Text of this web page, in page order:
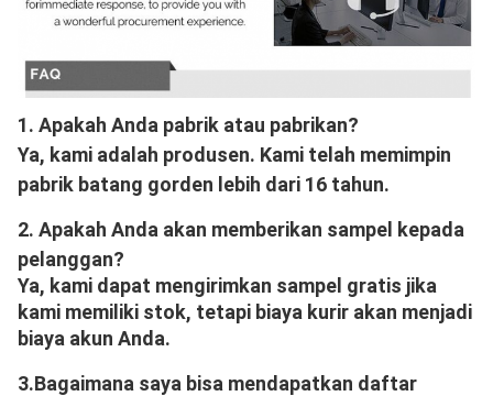
1. Apakah Anda pabrik atau pabrikan?
Ya, kami adalah produsen. Kami telah memimpin
pabrik batang gorden lebih dari 16 tahun.
2. Apakah Anda akan memberikan sampel kepada
pelanggan?
Ya, kami dapat mengirimkan sampel gratis jika
kami memiliki stok, tetapi biaya kurir akan menjadi
biaya akun Anda.
3.Bagaimana saya bisa mendapatkan daftar